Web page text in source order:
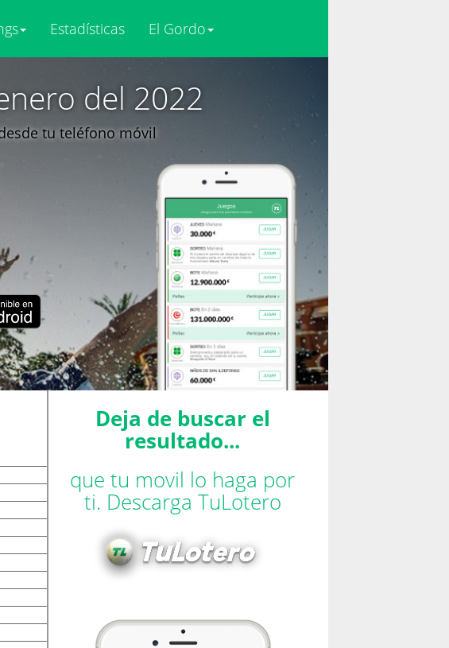
Estadísticas El Gordo
del 2022
tu teléfono móvil
Deja de buscar el
resultado...
que tu movil lo haga por
ti. Descarga TuLotero